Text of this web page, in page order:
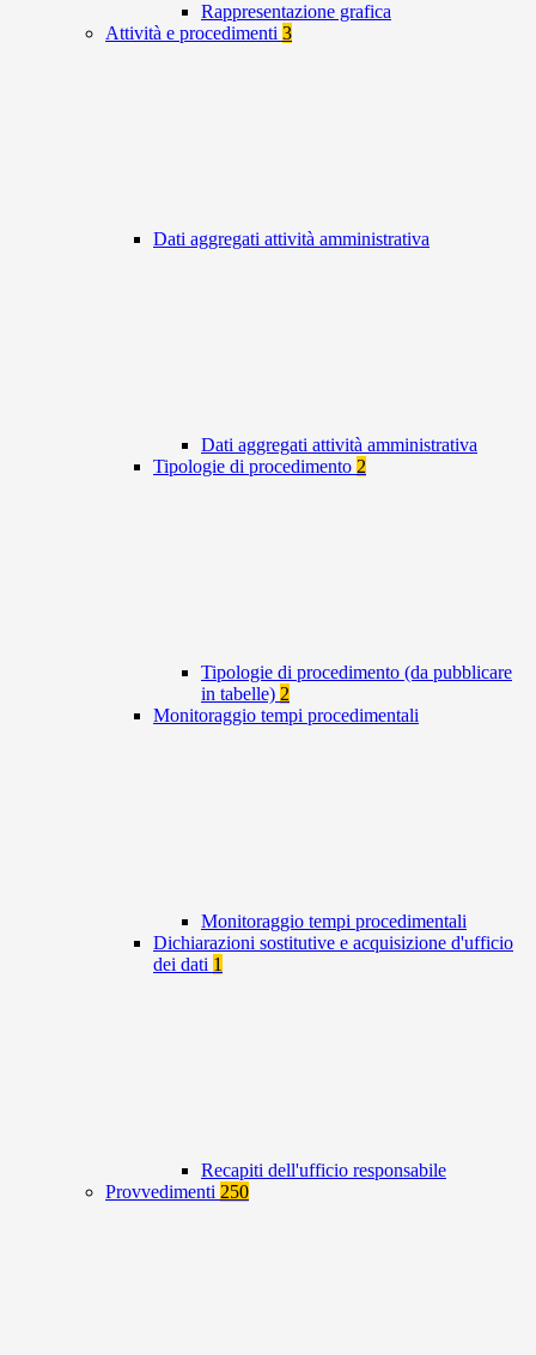
Rappresentazione grafica
Attività e procedimenti 3
Dati aggregati attività amministrativa
Dati aggregati attività amministrativa
Tipologie di procedimento 2
Tipologie di procedimento (da pubblicare
in tabelle) 2
Monitoraggio tempi procedimentali
Monitoraggio tempi procedimentali
Dichiarazioni sostitutive e acquisizione d'ufficio
dei dati 1
Recapiti dell'ufficio responsabile
Provvedimenti 250